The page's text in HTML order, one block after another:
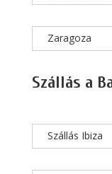
Zaragoza
Szállás a
Szállás Ibiza